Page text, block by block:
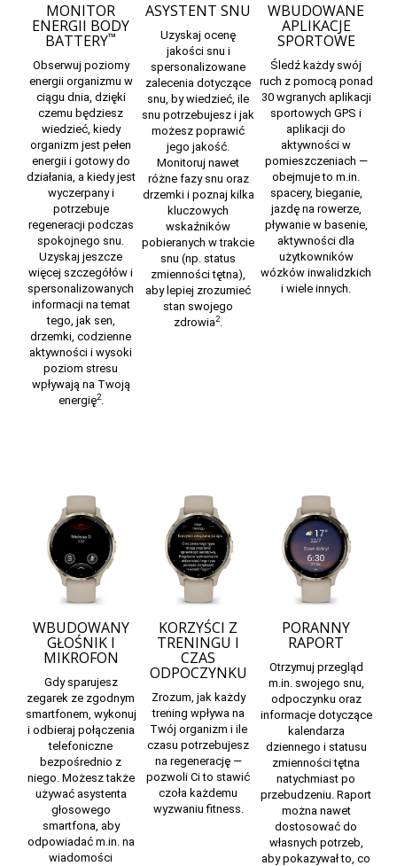
MONITOR
ENERGII BODY
BATTERY™
Obserwuj poziomy
energii organizmu w
ciągu dnia, dzięki
czemu będziesz
wiedzieć, kiedy
organizm jest pełen
energii i gotowy do
działania, a kiedy jest
wyczerpany i
potrzebuje
regeneracji podczas
spokojnego snu.
Uzyskaj jeszcze
więcej szczegółów i
spersonalizowanych
informacji na temat
tego, jak sen,
drzemki, codzienne
aktywności i wysoki
poziom stresu
wpływają na Twoją
energię2.
ASYSTENT SNU
Uzyskaj ocenę
jakości snu i
spersonalizowane
zalecenia dotyczące
snu, by wiedzieć, ile
snu potrzebujesz i jak
możesz poprawić
jego jakość.
Monitoruj nawet
różne fazy snu oraz
drzemkii poznaj kilka
kluczowych
wskaźników
pobieranych w trakcie
snu (np. status
zmienności tętna),
aby lepiej zrozumieć
stan swojego
zdrowia2.
WBUDOWANE
APLIKACJE
SPORTOWE
Śledź każdy swój
ruch z pomocą ponad
30 wgranych aplikacji
sportowych GPS i
aplikacji do
aktywności w
pomieszczeniach —
obejmuje to m.in.
spacery, bieganie,
jazdę na rowerze,
pływanie w basenie,
aktywności dla
użytkowników
wózków inwalidzkich
i wiele innych.
WBUDOWANY
GŁOŚNIK I
MIKROFON
Gdy sparujesz
zegarek ze zgodnym
smartfonem, wykonuj
i odbieraj połączenia
telefoniczne
bezpośrednio z
niego. Możesz także
używać asystenta
głosowego
smartfona, aby
odpowiadać m.in. na
wiadomości
KORZYŚCI Z
TRENINGU I
CZAS
ODPOCZYNKU
Zrozum, jak każdy
trening wpływa na
Twój organizm i ile
czasu potrzebujesz
na regenerację —
pozwoli Ci to stawić
czoła każdemu
wyzwaniu fitness.
PORANNY
RAPORT
Otrzymuj przegląd
m.in. swojego snu,
odpoczynku oraz
informacje dotyczące
kalendarza
dziennego i statusu
zmienności tętna
natychmiast po
przebudzeniu. Raport
można nawet
dostosować do
własnych potrzeb,
aby pokazywał to, co